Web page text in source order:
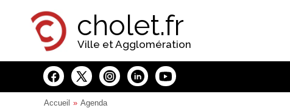
cholet.fr
Ville et Agglomération
Accueil Agenda